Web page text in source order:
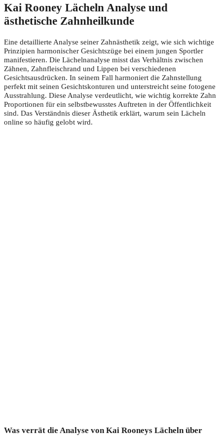
Kai Rooney Lächeln Analyse und
ästhetische Zahnheilkunde
Eine detaillierte Analyse seiner Zahnästhetik zeigt, wie sich wichtige
Prinzipien harmonischer Gesichtszüge bei einem jungen Sportler
manifestieren. Die Lächelnanalyse misst das Verhältnis zwischen
Zähnen, Zahnfleischrand und Lippen bei verschiedenen
Gesichtsausdrücken. In seinem Fall harmoniert die Zahnstellung
perfekt mit seinen Gesichtskonturen und unterstreicht seine fotogene
Ausstrahlung. Diese Analyse verdeutlicht, wie wichtig korrekte Zahn
Proportionen für ein selbstbewusstes Auftreten in der Öffentlichkeit
sind. Das Verständnis dieser Ästhetik erklärt, warum sein Lächeln
online so häufig gelobt wird.
Was verrät die Analyse von Kai Rooneys Lächeln über